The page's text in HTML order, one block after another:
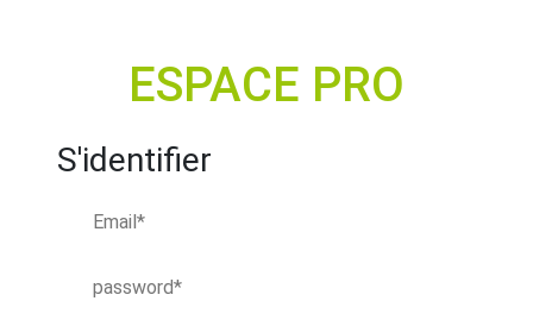
ESPACE PRO
S'identifier